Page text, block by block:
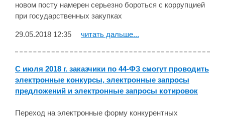
новом посту намерен серьезно бороться с коррупцией
при государственных закупках
29.05.2018 12:35 читать дальше...
С июля 2018 г. заказчики по 44-ФЗ смогут проводить
электронные конкурсы, электронные запросы
предложений и электронные запросы котировок
Переход на электронные форму конкурентных